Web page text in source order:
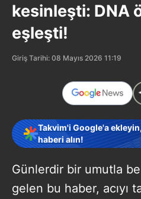
kesinleşti: DNA
eşleşti!
Giriş Tarihi: 08 Mayıs 2026 11:19
Takvim'i Google'a
haberi alın!
Günlerdir bir umutla
gelen bu haber, acıyı